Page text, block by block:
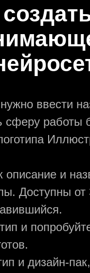
ввести
сферу работы
описание и
Доступны
и
и дизайн-